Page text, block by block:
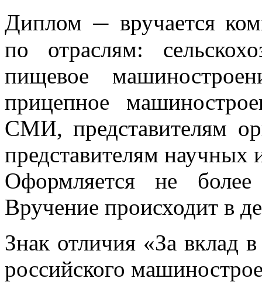
Диплом — вручается
по отраслям:
пищевое
прицепное
СМИ, представителям
представителям научных
Оформляется не
Вручение происходит в
Знак отличия «За вклад
российского